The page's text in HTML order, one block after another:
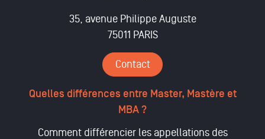
35, avenue Philippe Auguste
75011 PARIS
Contact
Quelles différences entre Master, Mastère et
MBA ?
Comment différencier les appellations des